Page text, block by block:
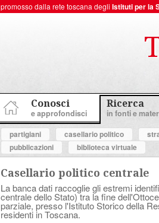
promosso dalla rete toscana degli Istituti per la
Conosci
e approfondisci
Ricerca
in fonti e
partigiani
casellario politico
pubblicazioni
biblioteca virtuale
Casellario politico centrale
La banca dati raccoglie gli estremi
centrale dello Stato) tra la fine
parziale, presso l'Istituto Storico della
residenti in Toscana.